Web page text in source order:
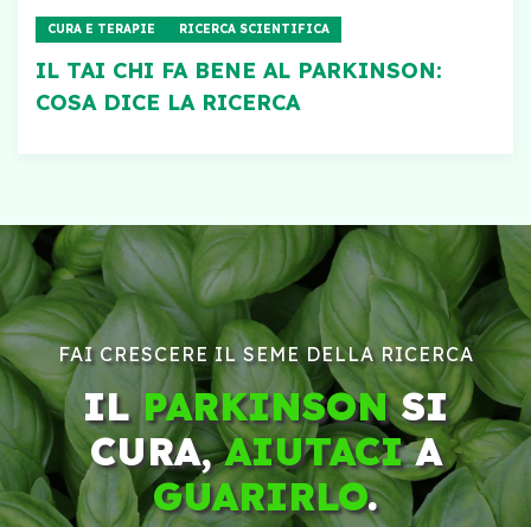
CURA E TERAPIE RICERCA SCIENTIFICA
IL TAI CHI FA BENE AL PARKINSON:
COSA DICE LA RICERCA
FAI CRESCERE IL SEME DELLA RICERCA
ILPARKINSONSI
CURA,AIUTACIA
GUARIRLO.